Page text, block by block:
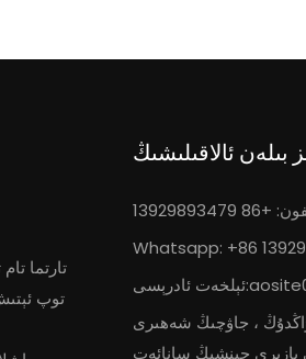
تارتما
توپ
بىلەن ئالاقىلىشىڭ
13929893479
Whatsapp: +86
ئېلخەت ئادرېسى:
، جاۋچىڭ شەھىرى
بازىرى جىنشېڭ سانائەت